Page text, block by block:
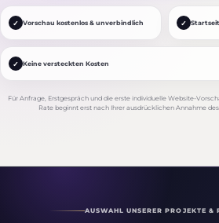
✓ Vorschau kostenlos & unverbindlich ✓
✓ Keine versteckten Kosten
Für Anfrage, Erstgespräch und die erste individuelle Website-
Rate beginnt erst nach Ihrer ausdrücklichen Annahme
AUSWAHL UNSERER PROJEKTE &